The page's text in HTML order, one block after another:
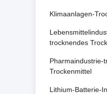
Klimaanlagen-
trocknendes
Pharmaindustrie-
Trockenmittel
Lithium-Batterie-